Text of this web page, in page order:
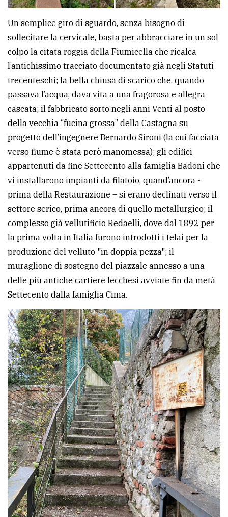
Un semplice giro di sguardo, senza bisogno di
sollecitare la cervicale, basta per abbracciare in un sol
colpo la citata roggia della Fiumicella che ricalca
l’antichissimo tracciato documentato già negli Statuti
trecenteschi; la bella chiusa di scarico che, quando
passava l’acqua, dava vita a una fragorosa e allegra
cascata; il fabbricato sorto negli anni Venti al posto
della vecchia “fucina grossa” della Castagna su
progetto dell’ingegnere Bernardo Sironi (la cui facciata
verso fiume è stata però manomessa); gli edifici
appartenuti da fine Settecento alla famiglia Badoni che
vi installarono impianti da filatoio, quand’ancora -
prima della Restaurazione – si erano declinati verso il
settore serico, prima ancora di quello metallurgico; il
complesso già vellutificio Redaelli, dove dal 1892 per
la prima volta in Italia furono introdotti i telai per la
produzione del velluto "in doppia pezza"; il
muraglione di sostegno del piazzale annesso a una
delle più antiche cartiere lecchesi avviate fin da metà
Settecento dalla famiglia Cima.